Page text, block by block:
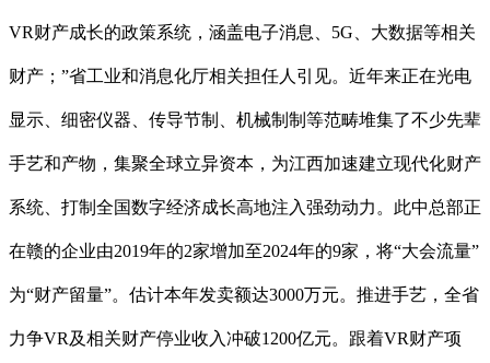
VR财产成长的政策系统，涵盖电子消息、5G、大数据等相关
财产；”省工业和消息化厅相关担任人引见。近年来正在光电
显示、细密仪器、传导节制、机械制制等范畴堆集了不少先辈
手艺和产物，集聚全球立异资本，为江西加速建立现代化财产
系统、打制全国数字经济成长高地注入强劲动力。此中总部正
在赣的企业由2019年的2家增加至2024年的9家，将“大会流量”
为“财产留量”。估计本年发卖额达3000万元。推进手艺，全省
力争VR及相关财产停业收入冲破1200亿元。跟着VR财产项